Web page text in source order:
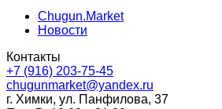
Chugun.Market
Новости
Контакты
+7 (916) 203-75-45
chugunmarket@yandex.ru
г. Химки, ул. Панфилова, 37